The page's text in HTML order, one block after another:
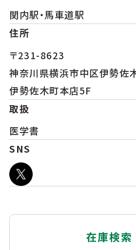
関内駅・馬車道駅
住所
〒231-8623
神奈川県横浜市中区伊勢佐
伊勢佐木町本店5F
取扱
医学書
SNS
在庫検索